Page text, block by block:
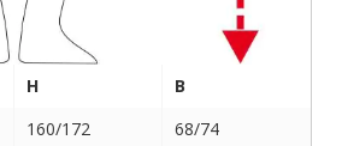
H
B
160/172
68/74